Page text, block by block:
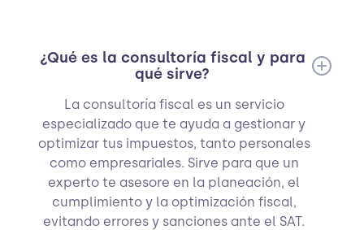
¿Qué es la consultoría fiscal y para
qué sirve?
La consultoría fiscal es un servicio
especializado que te ayuda a gestionar y
optimizar tus impuestos, tanto personales
como empresariales. Sirve para que un
experto te asesore en la planeación, el
cumplimiento y la optimización fiscal,
evitando errores y sanciones ante el SAT.